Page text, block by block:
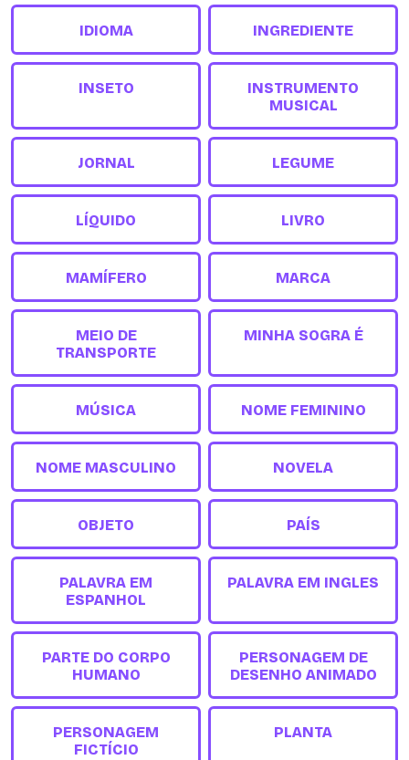
IDIOMA INGREDIENTE
INSETO
INSTRUMENTO
MUSICAL
JORNAL LEGUME
LÍQUIDO LIVRO
MAMÍFERO MARCA
MEIO DE
TRANSPORTE
MINHA SOGRA É
MÚSICA NOME FEMININO
NOME MASCULINO NOVELA
OBJETO PAÍS
PALAVRA EM
ESPANHOL
PALAVRA EM INGLES
PARTE DO CORPO
HUMANO
PERSONAGEM DE
DESENHO ANIMADO
PERSONAGEM
FICTÍCIO
PLANTA